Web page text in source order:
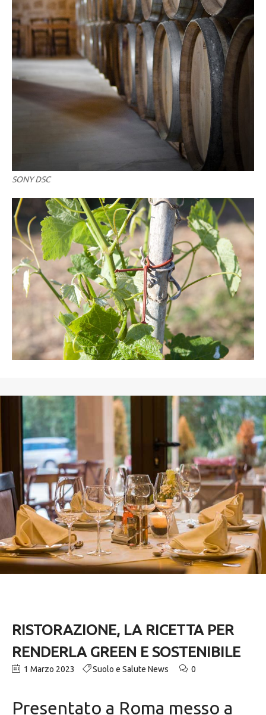
SONY DSC
RISTORAZIONE, LA RICETTA PER
RENDERLA GREEN E SOSTENIBILE
1 Marzo 2023 Suolo e Salute News 0
Presentato a Roma messo a